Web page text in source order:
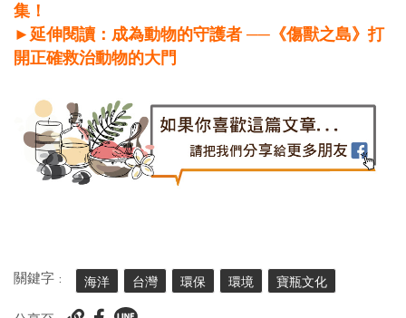
集！
►延伸閱讀：成為動物的守護者 ──《傷獸之島》打
開正確救治動物的大門
關鍵字 : 海洋 台灣 環保 環境 寶瓶文化